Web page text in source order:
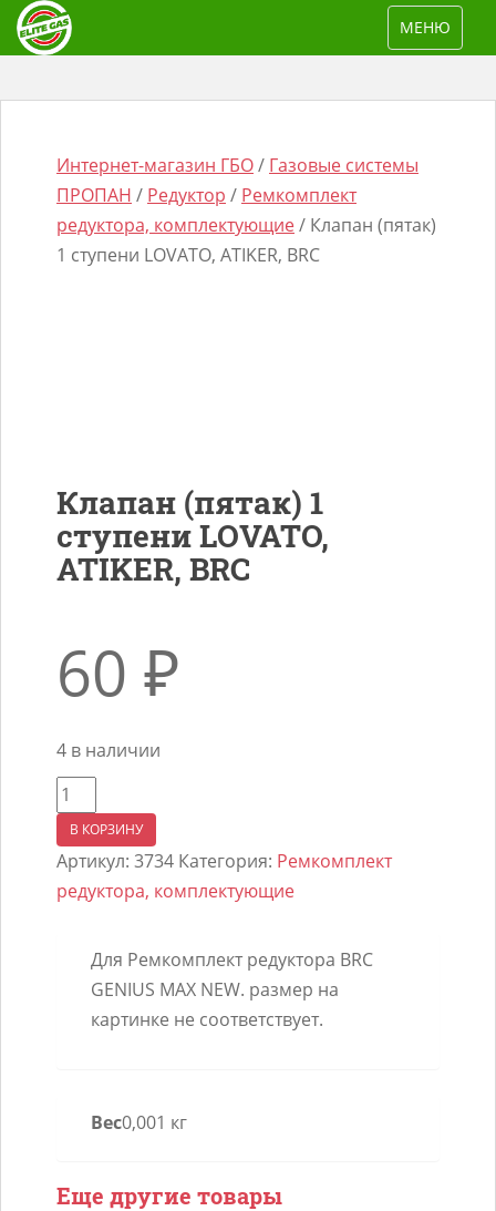
p
TOGGLE
МЕНЮ
Интернет-магазин ГБО/ Газовые системы
ПРОПАН / Редуктор / Ремкомплект
редуктора, комплектующие/ Клапан (пятак)
1 ступени LOVATO, ATIKER, BRC
Клапан (пятак) 1
ступени LOVATO,
ATIKER, BRC
60 ₽
4 в наличии
Количество
товара
Клапан
(пятак)
1
LOVATO,
ATIKER,
В КОРЗИНУ
Артикул: 3734 Категория: Ремкомплект
редуктора, комплектующие
Для Ремкомплект редуктора BRC
GENIUS MAX NEW. размер на
картинке не соответствует.
Вес0,001 кг
Еще другие товары